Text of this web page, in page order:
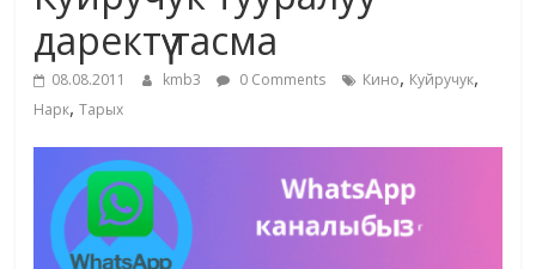
маданияты
жана
адабияты
даректүү тасма
08.08.2011 kmb3 0 Comments Кино, Куйручук,
Нарк,Тарых